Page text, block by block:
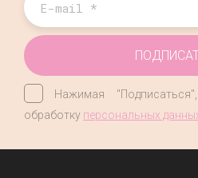
Нажимая
обработку персональных